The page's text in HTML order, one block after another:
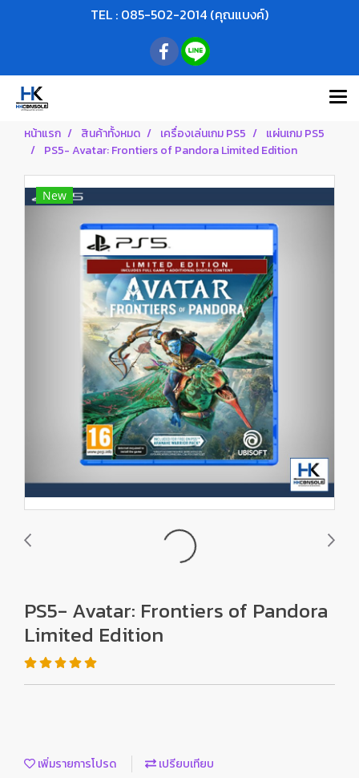
TEL : 085-502-2014 (คุณแบงค์)
หน้าแรก สินค้าทั้งหมด เครื่องเล่นเกม PS5
แผ่นเกม PS5
PS5- Avatar: Frontiers of Pandora Limited Edition
New
PS5- Avatar: Frontiers of Pandora
Limited Edition
เพิ่มรายการโปรด เปรียบเทียบ